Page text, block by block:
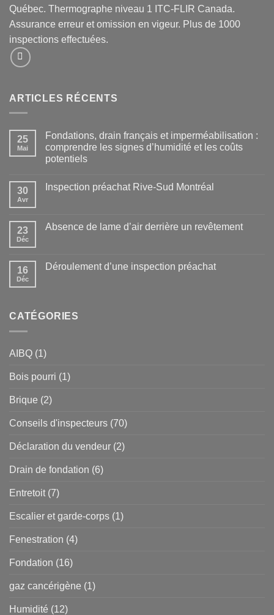
Québec. Thermographe niveau 1 ITC-FLIR Canada.
Assurance erreur et omission en vigeur. Plus de 1000
inspections effectuées.
ARTICLES RÉCENTS
25
Mai
Fondations, drain français et imperméabilisation :
comprendre les signes d’humidité et les coûts
potentiels
30
Avr
Inspection préachat Rive-Sud Montréal
23
Déc
Absence de lame d’air derrière un revêtement
16
Déc
Déroulement d’une inspection préachat
CATÉGORIES
AIBQ (1)
Bois pourri (1)
Brique (2)
Conseils d'inspecteurs (70)
Déclaration du vendeur (2)
Drain de fondation (6)
Entretoit (7)
Escalier et garde-corps (1)
Fenestration (4)
Fondation (16)
gaz cancérigène (1)
Humidité (12)